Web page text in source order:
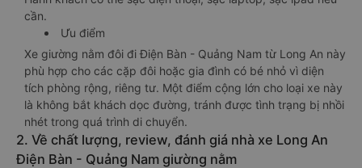
cần.
Ưu điểm
Xe giường nằm đôi đi Điện Bàn - Quảng Nam từ Long An này
phù hợp cho các cặp đôi hoặc gia đình có bé nhỏ vì diện
tích phòng rộng, riêng tư. Một điểm cộng lớn cho loại xe này
là không bắt khách dọc đường, tránh được tình trạng bị nhồi
nhét trong quá trình di chuyển.
2. Về chất lượng, review, đánh giá nhà xe Long An
Điện Bàn - Quảng Nam giường nằm